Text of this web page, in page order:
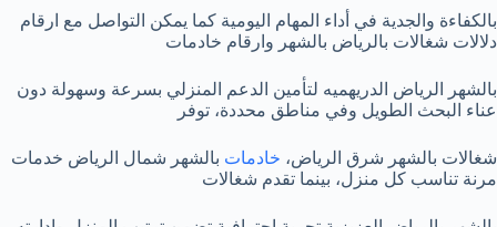
بالكفاءة والجدية في أداء المهام اليومية كما يمكن التواصل مع ارقام
دلالات شغالات بالرياض بالشهر وارقام خادمات
بالشهر الرياض الدريهميه لتأمين الدعم المنزلي بسرعة وسهولة دون
عناء البحث الطويل وفي مناطق محددة، توفر
شغالات بالشهر شرق الرياض، خادمات بالشهر شمال الرياض خدمات
مرنة تناسب كل منزل، بينما تقدم شغالات